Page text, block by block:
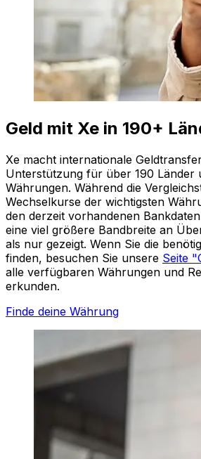
Geld mit Xe in 190+
Xe macht internationale
Unterstützung für über 190 Länder
Währungen. Während die
Wechselkurse der wichtigsten
den derzeit vorhandenen
eine viel größere Bandbreite an
als nur gezeigt. Wenn Sie die
finden, besuchen Sie unsere Seite
alle verfügbaren Währungen und
erkunden.
Finde deine Währung